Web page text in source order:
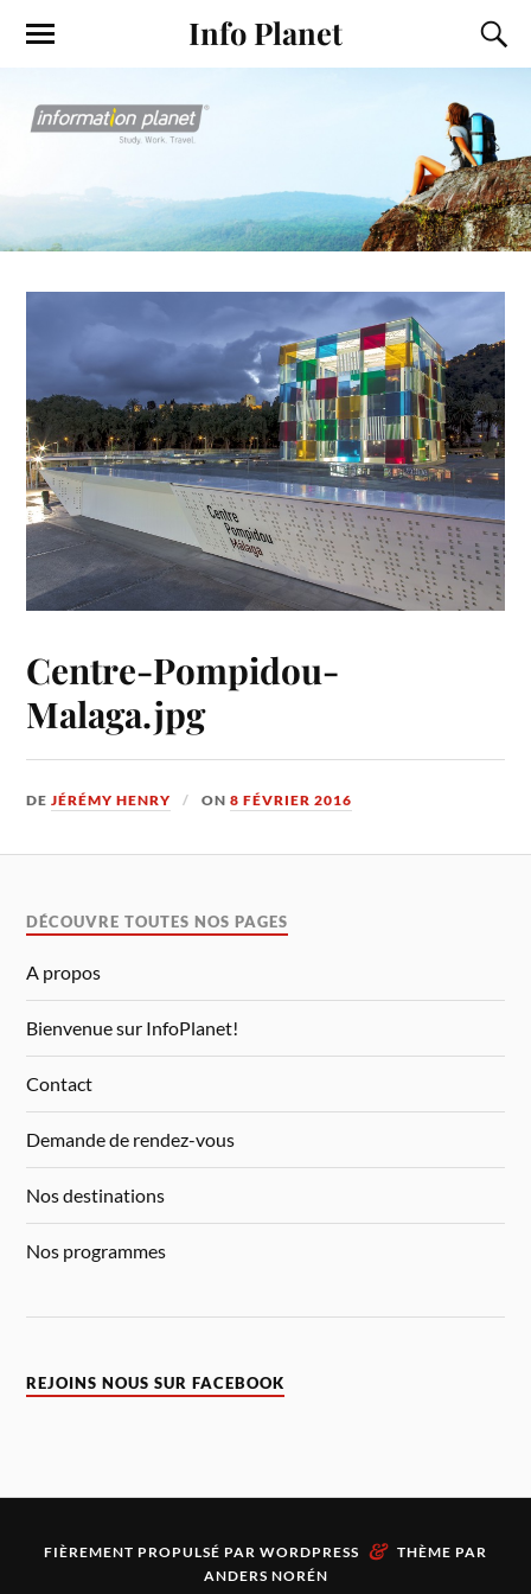
Info Planet
Centre-Pompidou-
Malaga.jpg
DEJÉRÉMY HENRY ON8 FÉVRIER 2016
DÉCOUVRE TOUTES NOS PAGES
A propos
Bienvenue sur InfoPlanet!
Contact
Demande de rendez-vous
Nos destinations
Nos programmes
REJOINS NOUS SUR FACEBOOK
FIÈREMENT PROPULSÉ PAR WORDPRESS & THÈME PAR
ANDERS NORÉN